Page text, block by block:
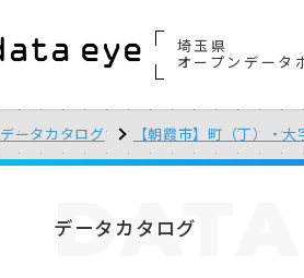
埼玉県
オープンデータ
データカタログ 【朝霞市】町（丁）・
データカタログ
DATA